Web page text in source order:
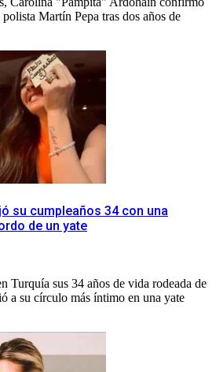
Martín Pepa tras dos años de
su cumpleaños 34 con una
de un yate
Turquía sus 34 años de vida rodeada de
a su círculo más íntimo en una yate